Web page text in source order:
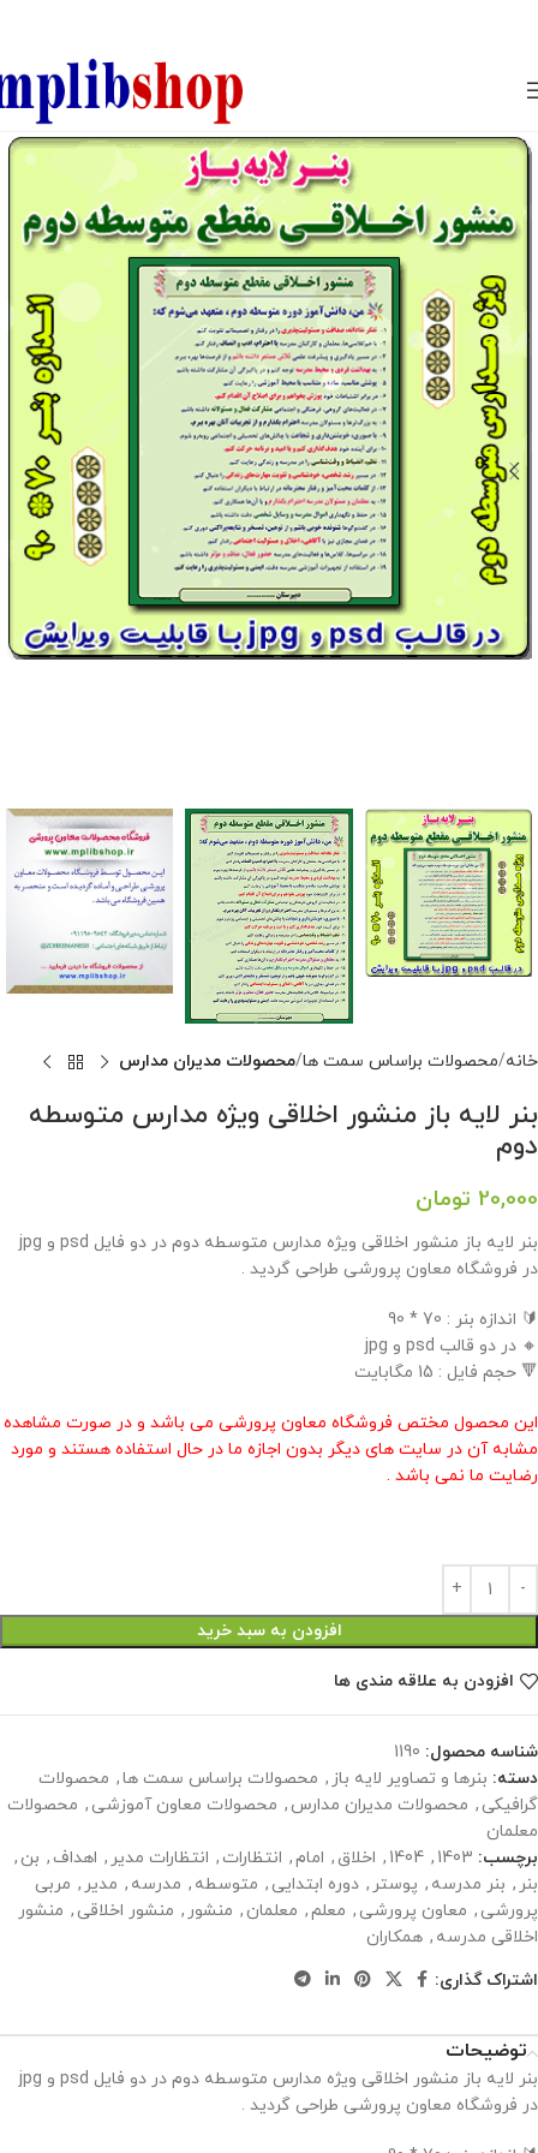
خانه محصولات براساس سمت ها محصولات مدیران مدارس
بنر لایه باز منشور اخلاقی ویژه مدارس متوسطه
دوم
20,000 تومان
بنر لایه باز منشور اخلاقی ویژه مدارس متوسطه دوم در دو فایل psd و jpg
در فروشگاه معاون پرورشی طراحی گردید .
🔰 اندازه بنر : 70 * 90
🔸 در دو قالب psd و jpg
🔻 حجم فایل : 15 مگابایت
این محصول مختص فروشگاه معاون پرورشی می باشد و در صورت مشاهده
مشابه آن در سایت های دیگر بدون اجازه ما در حال استفاده هستند و مورد
رضایت ما نمی باشد .
افزودن به سبد خرید
افزودن به علاقه مندی ها
شناسه محصول: 1190
دسته: بنرها و تصاویر لایه باز , محصولات براساس سمت ها, محصولات
گرافیکی , محصولات مدیران مدارس , محصولات معاون آموزشی , محصولات
معلمان
برچسب: 1403
,
1404
, اخلاق, امام, انتظارات , انتظارات مدیر , اهداف , بن ,
بنر , بنر مدرسه , پوستر , دوره ابتدایی , متوسطه , مدرسه , مدیر , مربی
پرورشی , معاون پرورشی , معلم, معلمان , منشور , منشور اخلاقی , منشور
اخلاقی مدرسه , همکاران
اشتراک گذاری:
توضیحات
بنر لایه باز منشور اخلاقی ویژه مدارس متوسطه دوم در دو فایل psd و jpg
در فروشگاه معاون پرورشی طراحی گردید .